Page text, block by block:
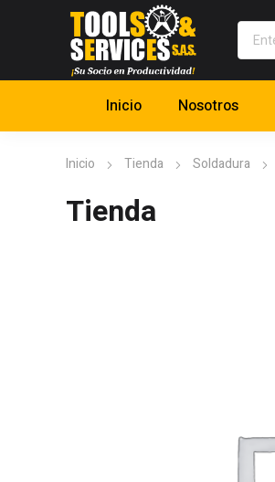
Inicio Nosotros
Inicio Tienda Soldadura
Tienda